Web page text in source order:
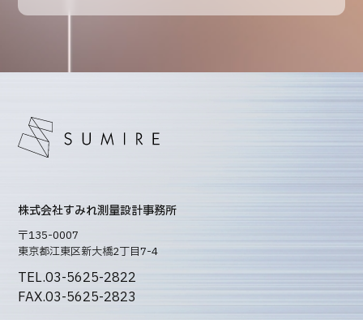
株式会社すみれ測量設計事務所
〒135-0007
東京都江東区新大橋2丁目7-4
TEL.03-5625-2822
FAX.03-5625-2823